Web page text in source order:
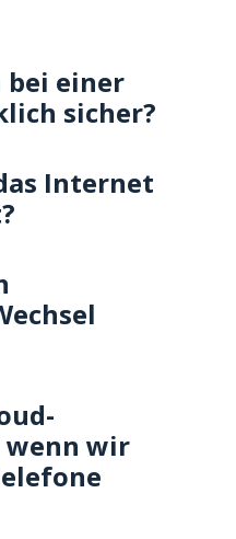
bei einer
sicher?
Internet
wenn wir